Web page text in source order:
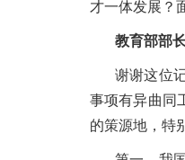
才一体发展？
教育部部
谢谢这位
事项有异曲同
的策源地，特